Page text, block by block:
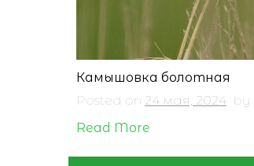
Камышовка болотная
Posted on 24 мая, 2024 by
Read More